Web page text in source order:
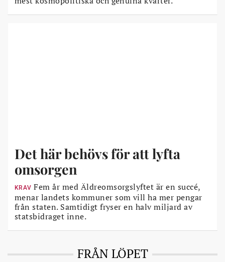
Det här behövs för att lyfta
omsorgen
KRAV Fem år med Äldreomsorgslyftet är en succé,
menar landets kommuner som vill ha mer pengar
från staten. Samtidigt fryser en halv miljard av
statsbidraget inne.
FRÅN LÖPET